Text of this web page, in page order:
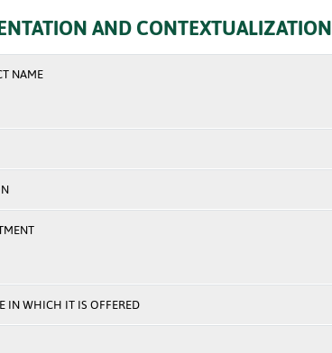
AND CONTEXTUALIZATION
NAME
IN WHICH IT IS OFFERED